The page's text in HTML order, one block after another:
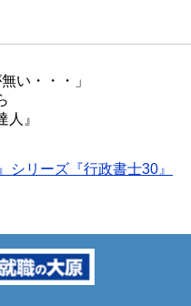
い・・・」
人』
シリーズ『行政書士30』